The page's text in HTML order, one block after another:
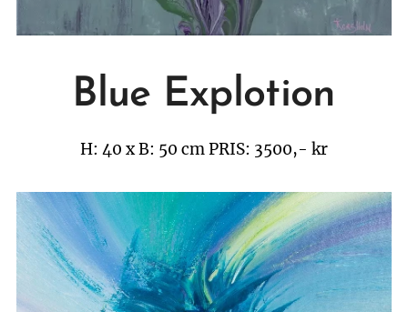
Blue Explotion
H: 40 x B: 50 cmPRIS: 3500,- kr